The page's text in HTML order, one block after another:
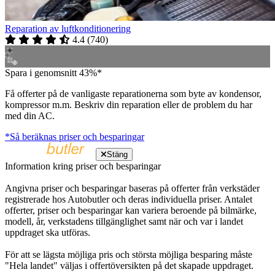
Reparation av luftkonditionering
4.4 (740)
Spara i genomsnitt 43%*
Få offerter på de vanligaste reparationerna som byte av kondensor,
kompressor m.m. Beskriv din reparation eller de problem du har
med din AC.
*Så beräknas priser och besparingar
Stäng
Information kring priser och besparingar
Angivna priser och besparingar baseras på offerter från verkstäder
registrerade hos Autobutler och deras individuella priser. Antalet
offerter, priser och besparingar kan variera beroende på bilmärke,
modell, år, verkstadens tillgänglighet samt när och var i landet
uppdraget ska utföras.
För att se lägsta möjliga pris och största möjliga besparing måste
"Hela landet" väljas i offertöversikten på det skapade uppdraget.